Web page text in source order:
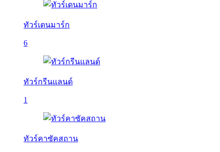
ทัวร์เดนมาร์ก
6
ทัวร์กรีนแลนด์
1
ทัวร์คาซัคสถาน